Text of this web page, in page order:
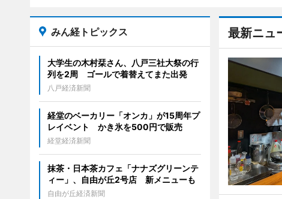
最新ニュ
みん経トピックス
大学生の木村栞さん、八戸三社大祭の行
列を2周 ゴールで着替えてまた出発
八戸経済新聞
経堂のベーカリー「オンカ」が15周年プ
レイベント かき氷を500円で販売
経堂経済新聞
抹茶・日本茶カフェ「ナナズグリーンテ
ィー」、自由が丘2号店 新メニューも
自由が丘経済新聞